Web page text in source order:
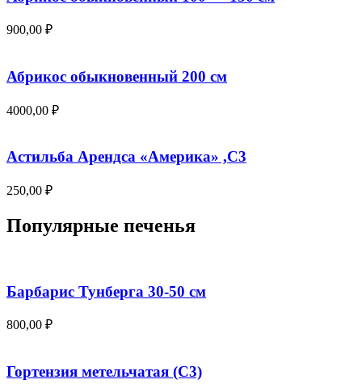
900,00 ₽
Абрикос обыкновенный 200 см
4000,00 ₽
Астильба Арендса «Америка» ,С3
250,00 ₽
Популярные печенья
Барбарис Тунберга 30-50 см
800,00 ₽
Гортензия метельчатая (С3)